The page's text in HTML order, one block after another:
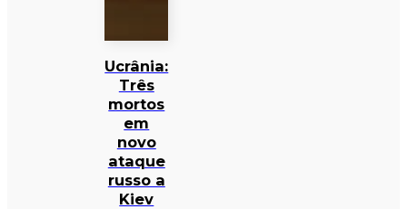
Ucrânia:
Três
mortos
em
novo
ataque
russo a
Kiev